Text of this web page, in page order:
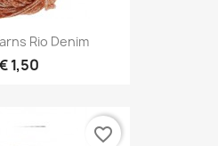
Rio Denim
1,50
favorite_border